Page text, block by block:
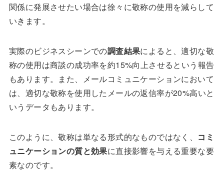
関係に発展させたい場合は徐々に敬称の使用を減らして
いきます。
実際のビジネスシーンでの調査結果によると、適切な敬
称の使用は商談の成功率を約15%向上させるという報告
もあります。また、メールコミュニケーションにおいて
は、適切な敬称を使用したメールの返信率が20%高いと
いうデータもあります。
このように、敬称は単なる形式的なものではなく、 コミ
ュニケーションの質と効果に直接影響を与える重要な要
素なのです。